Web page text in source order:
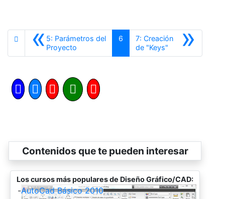
«5: Parámetros del
Proyecto
6 »
7: Creación
de "Keys" Siguiente
Contenidos que te pueden interesar
Los cursos más populares de Diseño Gráfico/CAD:
-AutoCad Básico 2010